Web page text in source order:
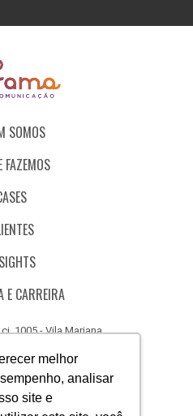
melhor
analisar
site e
SOMOS
FAZEMOS
E CARREIRA
1005 - Vila Mariana
DE ÉTICA